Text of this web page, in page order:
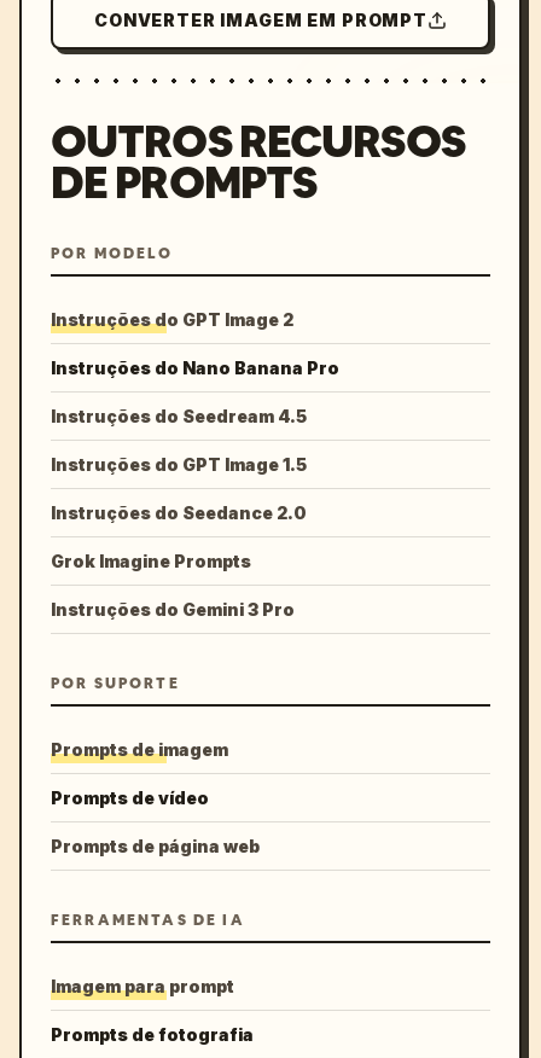
CONVERTER IMAGEM EM PROMPT
OUTROS RECURSOS
DE PROMPTS
POR MODELO
Instruções do GPT Image 2
Instruções do Nano Banana Pro
Instruções do Seedream 4.5
Instruções do GPT Image 1.5
Instruções do Seedance 2.0
Grok Imagine Prompts
Instruções do Gemini 3 Pro
POR SUPORTE
Prompts de imagem
Prompts de vídeo
Prompts de página web
FERRAMENTAS DE IA
Imagem para prompt
Prompts de fotografia